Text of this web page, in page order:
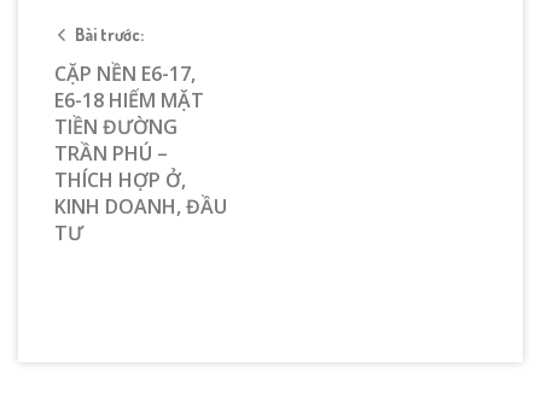
Bài trước:
CẶP NỀN E6-17,
E6-18 HIẾM MẶT
TIỀN ĐƯỜNG
TRẦN PHÚ –
THÍCH HỢP Ở,
KINH DOANH, ĐẦU
TƯ